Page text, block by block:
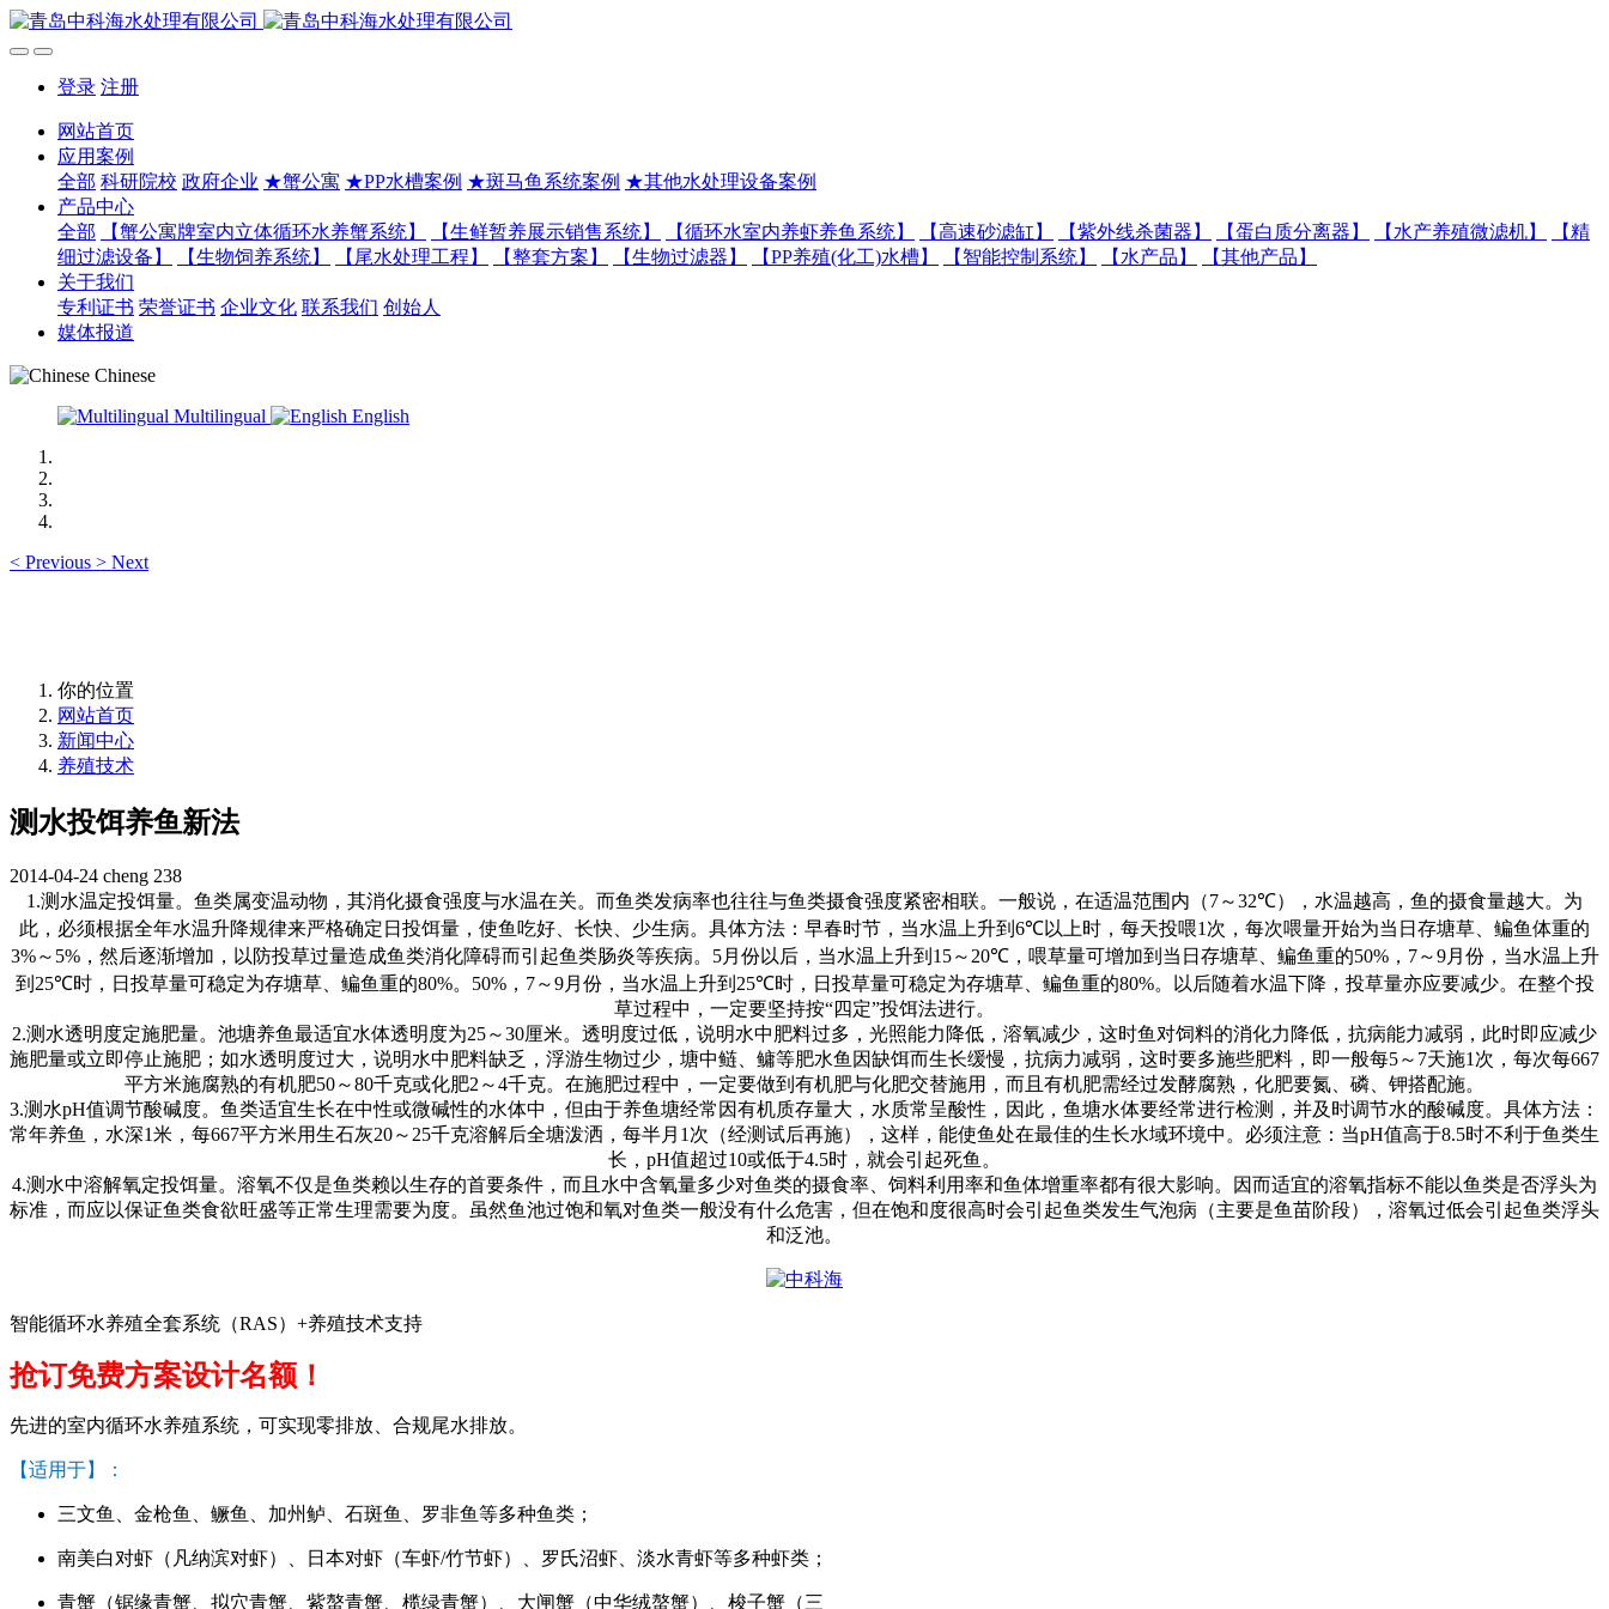
登录 注册
网站首页
应用案例
全部 科研院校 政府企业 ★蟹公寓 ★PP水槽案例 ★斑马鱼系统案例 ★其他水处理设备案例
产品中心
全部
【蟹公寓牌室内立体循环水养蟹系统】 【生鲜暂养展示销售系统】 【循环水室内养虾养鱼系统】 【高速砂滤缸】 【紫外线杀菌器】 【蛋白质分离器】 【水产养殖微滤机】
【精
细过滤设备】
【生物饲养系统】 【尾水处理工程】 【整套方案】 【生物过滤器】 【PP养殖(化工)水槽】 【智能控制系统】 【水产品】
【其他产品】
关于我们
专利证书 荣誉证书 企业文化 联系我们 创始人
媒体报道
Chinese
Multilingual
English
< Previous > Next
你的位置
网站首页
新闻中心
养殖技术
测水投饵养鱼新法
2014-04-24 cheng 238
1.测水温定投饵量。鱼类属变温动物，其消化摄食强度与水温在关。而鱼类发病率也往往与鱼类摄食强度紧密相联。一般说，在适温范围内（7～32℃），水温越高，鱼的摄食量越大。为
此，必须根据全年水温升降规律来严格确定日投饵量，使鱼吃好、长快、少生病。具体方法：早春时节，当水温上升到 6℃以上时，每天投喂1 次，每次喂量开始为当日存塘草、鳊鱼体重的
3%～ 5%，然后逐渐增加，以防投草过量造成鱼类消化障碍而引起鱼类肠炎等疾病。 5月份以后，当水温上升到 15～ 20℃，喂草量可增加到当日存塘草、鳊鱼重的50%， 7～9月份，当水温上升
到 25℃时，日投草量可稳定为存塘草、鳊鱼重的80%。 50%， 7～9月份，当水温上升到 25℃时，日投草量可稳定为存塘草、鳊鱼重的80%。以后随着水温下降，投草量亦应要减少。在整个投
草过程中，一定要坚持按“四定”投饵法进行。
2.测水透明度定施肥量。池塘养鱼最适宜水体透明度为25～30厘米。透明度过低，说明水中肥料过多，光照能力降低，溶氧减少，这时鱼对饲料的消化力降低，抗病能力减弱，此时即应减少
施肥量或立即停止施肥；如水透明度过大，说明水中肥料缺乏，浮游生物过少，塘中鲢、鳙等肥水鱼因缺饵而生长缓慢，抗病力减弱，这时要多施些肥料，即一般每5～ 7天施1 次，每次每667
平方米施腐熟的有机肥50～80千克或化肥2 ～4千克。在施肥过程中，一定要做到有机肥与化肥交替施用，而且有机肥需经过发酵腐熟，化肥要氮、磷、钾搭配施。
3.测水pH值调节酸碱度。鱼类适宜生长在中性或微碱性的水体中，但由于养鱼塘经常因有机质存量大，水质常呈酸性，因此，鱼塘水体要经常进行检测，并及时调节水的酸碱度。具体方法：
常年养鱼，水深1米，每667平方米用生石灰20～ 25千克溶解后全塘泼洒，每半月 1 次（经测试后再施），这样，能使鱼处在最佳的生长水域环境中。必须注意：当pH值高于8.5时不利于鱼类生
长， pH值超过10或低于4.5时，就会引起死鱼。
4.测水中溶解氧定投饵量。溶氧不仅是鱼类赖以生存的首要条件，而且水中含氧量多少对鱼类的摄食率、饲料利用率和鱼体增重率都有很大影响。因而适宜的溶氧指标不能以鱼类是否浮头为
标准，而应以保证鱼类食欲旺盛等正常生理需要为度。虽然鱼池过饱和氧对鱼类一般没有什么危害，但在饱和度很高时会引起鱼类发生气泡病（主要是鱼苗阶段），溶氧过低会引起鱼类浮头
和泛池。
智能循环水养殖全套系统（RAS）+养殖技术支持
抢订免费方案设计名额！
先进的室内循环水养殖系统，可实现零排放、合规尾水排放。
【适用于】：
三文鱼、金枪鱼、鳜鱼、加州鲈、石斑鱼、罗非鱼等多种鱼类；
南美白对虾（凡纳滨对虾）、日本对虾（车虾/竹节虾）、罗氏沼虾、淡水青虾等多种虾类；
青蟹（锯缘青蟹、拟穴青蟹、紫螯青蟹、榄绿青蟹）、大闸蟹（中华绒螯蟹）、梭子蟹（三